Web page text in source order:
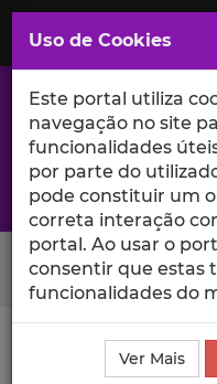
Saltar
para
Conteúdo
Principal
A excelência da
Search Button
Ciência_Iscte
da Comunicação
Uso de Cookies
Este portal utiliza
navegação no site
funcionalidades
por parte do
pode constituir um
correta interação
portal. Ao usar o
consentir que estas
funcionalidades do
Ver Mais